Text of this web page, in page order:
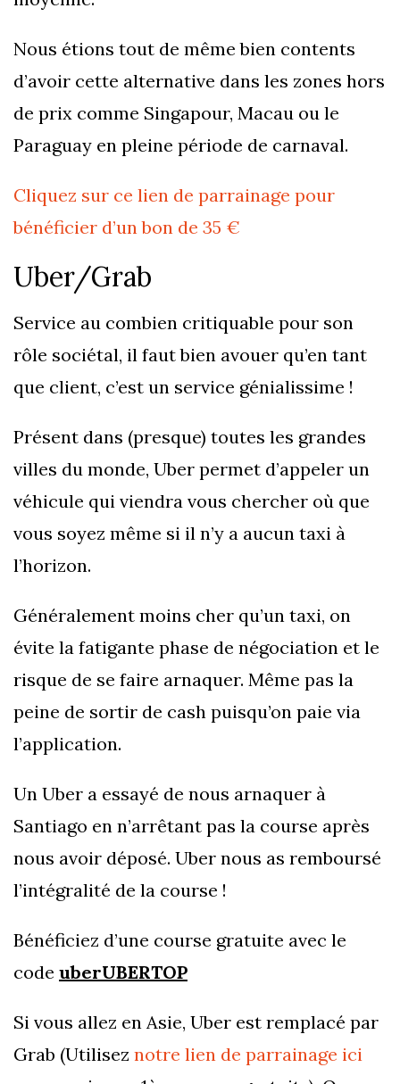
Nous étions tout de même bien contents
d’avoir cette alternative dans les zones hors
de prix comme Singapour, Macau ou le
Paraguay en pleine période de carnaval.
Cliquez sur ce lien de parrainage pour
bénéficier d’un bon de 35 €
Uber/Grab
Service au combien critiquable pour son
rôle sociétal, il faut bien avouer qu’en tant
que client, c’est un service génialissime !
Présent dans (presque) toutes les grandes
villes du monde, Uber permet d’appeler un
véhicule qui viendra vous chercher où que
vous soyez même si il n’y a aucun taxi à
l’horizon.
Généralement moins cher qu’un taxi, on
évite la fatigante phase de négociation et le
risque de se faire arnaquer. Même pas la
peine de sortir de cash puisqu’on paie via
l’application.
Un Uber a essayé de nous arnaquer à
Santiago en n’arrêtant pas la course après
nous avoir déposé. Uber nous as remboursé
l’intégralité de la course !
Bénéficiez d’une course gratuite avec le
code uberUBERTOP
Si vous allez en Asie, Uber est remplacé par
Grab (Utilisez notre lien de parrainage ici